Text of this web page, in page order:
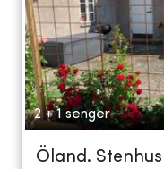
2 + 1 senger
Öland.